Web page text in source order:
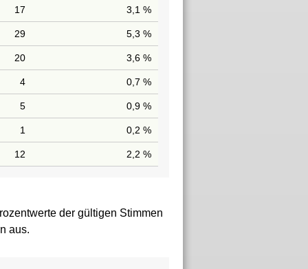
17 3,1 %
29 5,3 %
20 3,6 %
4 0,7 %
5 0,9 %
1 0,2 %
12 2,2 %
der gültigen Stimmen
aus.